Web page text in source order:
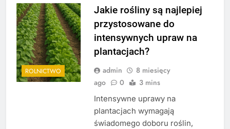
ROLNICTWO
Jakie rośliny są najlepiej
przystosowane do
intensywnych upraw na
plantacjach?
admin
8 miesięcy
ago
0 3 mins
Intensywne uprawy na
plantacjach wymagają
świadomego doboru roślin,